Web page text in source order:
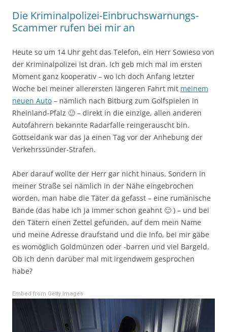
Die Kriminalpolizei-Einbruchswarnungs-
Scammer rufen bei mir an
Heute so um 14 Uhr geht das Telefon, ein Herr Sowieso von
der Kriminalpolizei ist dran. Ich geb mich mal im ersten
Moment ganz kooperativ – wo ich doch Anfang letzter
Woche bei meiner allerersten längeren Fahrt mit meinem
neuen Auto – nämlich nach Bitburg zum Golfspielen in
Rheinland-Pfalz 🙂 – direkt in die einzige, allen anderen
Autofahrern bekannte Radarfalle reingerauscht bin.
Gottseidank war das ja einen Tag vor der Anhebung der
Verkehrssünder-Strafen.
Aber darauf wollte der Herr gar nicht hinaus. Sondern in
meiner Straße sei nämlich in der Nähe eingebrochen
worden, man habe die Täter da gefasst – eine rumänische
Bande (das habe ich ja immer schon geahnt 🙂 ) – und bei
den Tätern einen Zettel gefunden, auf dem mein Name
und meine Adresse draufstand und die Info, bei mir gäbe
es womöglich Goldmünzen oder -barren und viel Bargeld.
Ob ich denn darüber mal mit irgendwem gesprochen
habe?
Embed from Getty Images